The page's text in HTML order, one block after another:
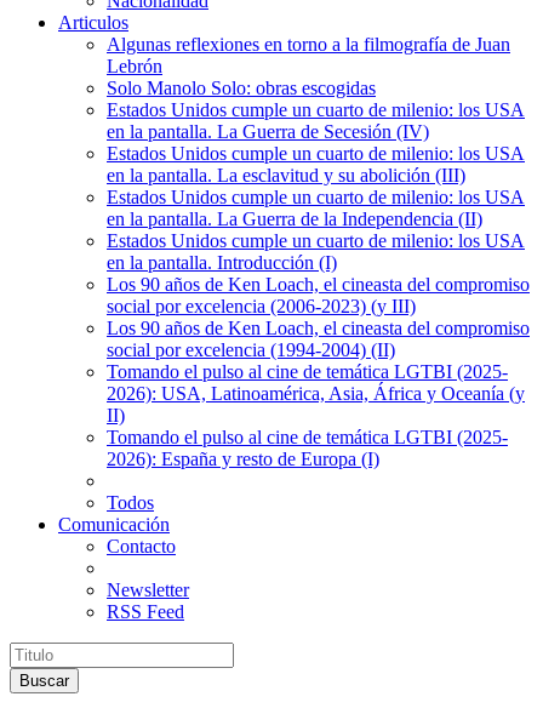
Articulos
Algunas reflexiones en torno a la filmografía de Juan
Lebrón
Solo Manolo Solo: obras escogidas
Estados Unidos cumple un cuarto de milenio: los USA
en la pantalla. La Guerra de Secesión (IV)
Estados Unidos cumple un cuarto de milenio: los USA
en la pantalla. La esclavitud y su abolición (III)
Estados Unidos cumple un cuarto de milenio: los USA
en la pantalla. La Guerra de la Independencia (II)
Estados Unidos cumple un cuarto de milenio: los USA
en la pantalla. Introducción (I)
Los 90 años de Ken Loach, el cineasta del compromiso
social por excelencia (2006-2023) (y III)
Los 90 años de Ken Loach, el cineasta del compromiso
social por excelencia (1994-2004) (II)
Tomando el pulso al cine de temática LGTBI (2025-
2026): USA, Latinoamérica, Asia, África y Oceanía (y
II)
Tomando el pulso al cine de temática LGTBI (2025-
2026): España y resto de Europa (I)
Todos
Comunicación
Contacto
Newsletter
RSS Feed
Buscar